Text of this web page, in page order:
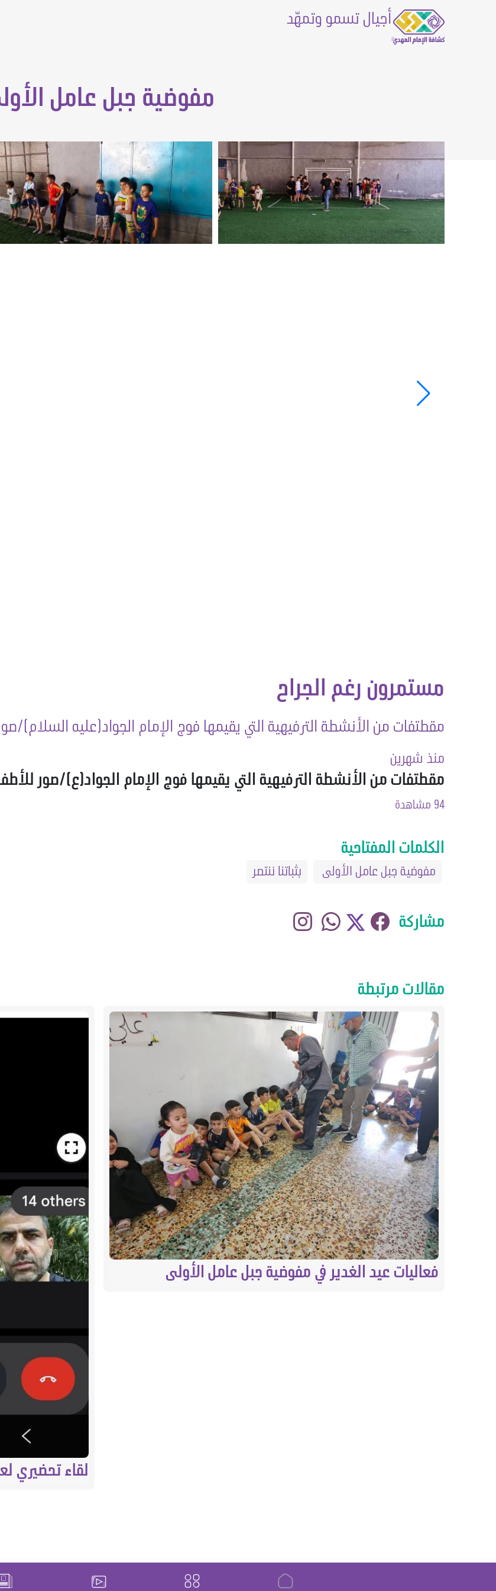
أجيال تسمو وتمهّد
مفوضية جبل عامل
مستمرون رغم الجراح
مقطتفات من الأنشطة الترفيهية التي يقيمها فوج الإمام الجواد(عليه السلام)/
منذ شهرين
مقطتفات من الأنشطة الترفيهية التي يقيمها فوج الإمام الجواد(ع)/صور
94 مشاهدة
الكلمات المفتاحية
مفوضية جبل عامل الأولى بثباتنا ننتصر
مشاركة
مقالات مرتبطة
لقاء تحضيري
فعاليات عيد الغدير في مفوضية جبل عامل الأولى